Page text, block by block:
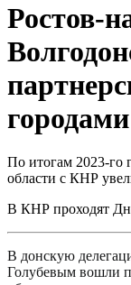
Ростов-
По итогам 2023-го
области с КНР
В КНР проходят
В донскую
Голубевым вошли